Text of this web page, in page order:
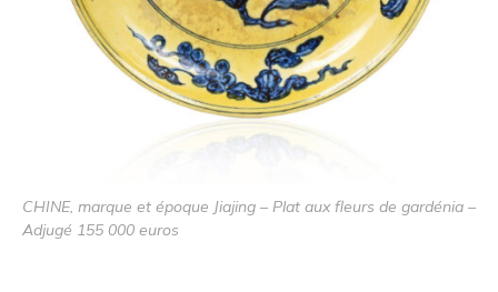
CHINE, marque et époque Jiajing – Plat aux fleurs de gardénia –
Adjugé 155 000 euros